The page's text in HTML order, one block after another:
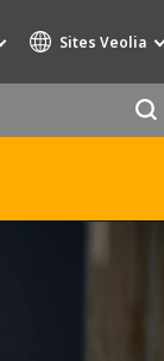
Sites Veolia